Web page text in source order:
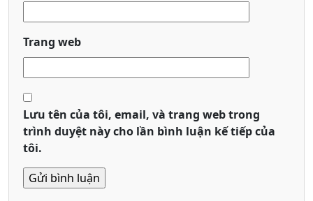
Trang web
Lưu tên của tôi, email, và trang web trong
trình duyệt này cho lần bình luận kế tiếp của
tôi.